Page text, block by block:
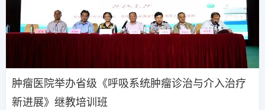
肿瘤医院举办省级《呼吸系统肿瘤诊治与介入治疗
新进展》继教培训班